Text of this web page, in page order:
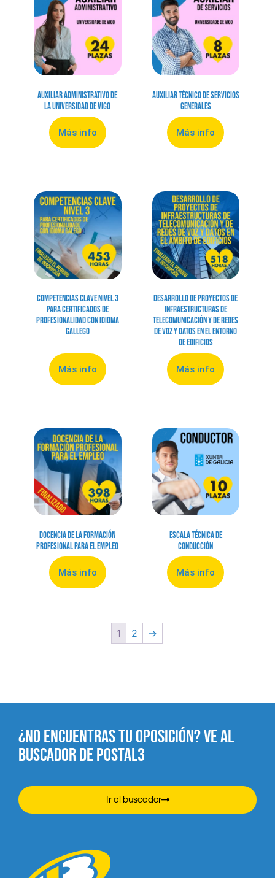
Auxiliar Administrativo de
la Universidad de Vigo
Más info
Auxiliar Técnico de Servicios
Generales
Más info
Competencias clave nivel 3
para certificados de
profesionalidad con idioma
gallego
Más info
Desarrollo de Proyectos de
Infraestructuras de
Telecomunicación y de Redes
de Voz y Datos en el Entorno
de Edificios
Más info
Docencia de la Formación
Profesional para el Empleo
Más info
Escala Técnica de
Conducción
Más info
1 2 →
¿NO ENCUENTRAS TU OPOSICIÓN? VE AL
BUSCADOR DE POSTAL3
Ir al buscador